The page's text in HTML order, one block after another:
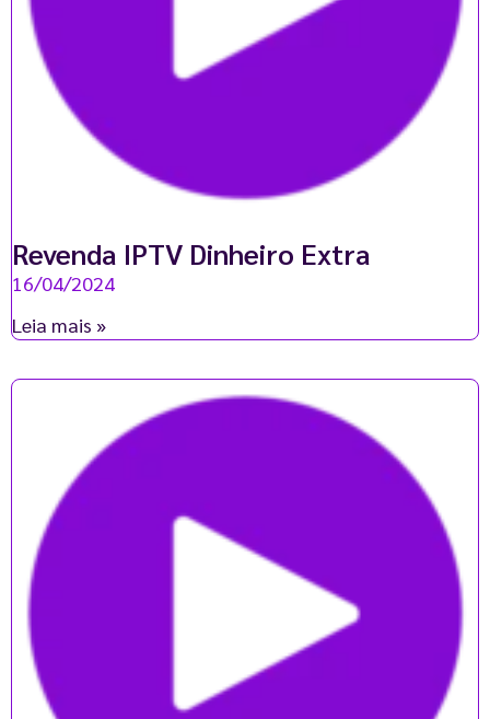
Revenda IPTV Dinheiro Extra
16/04/2024
Leia mais »